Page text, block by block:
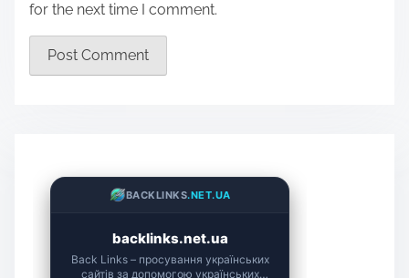
for the next time I comment.